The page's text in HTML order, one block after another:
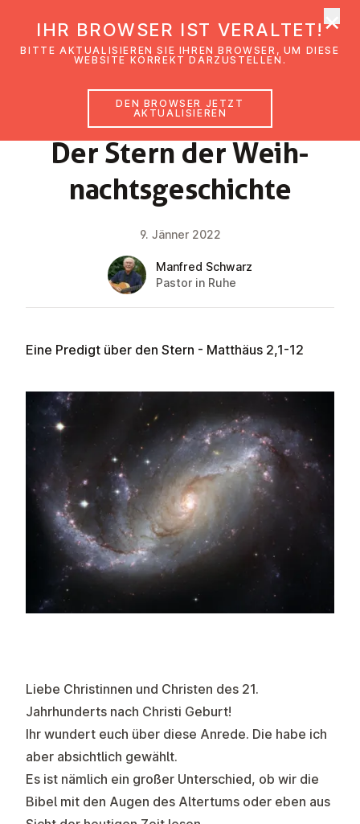
Der Stern der Weih­
nachts­ge­schich­te
GLAUBENSIMPULS
9. Jänner 2022
Manfred Schwarz
Pastor in Ruhe
Eine Predigt über den Stern - Matthäus 2,1-12
Liebe Christinnen und Christen des 21.
Jahrhunderts nach Christi Geburt!
Ihr wundert euch über diese Anrede. Die habe ich
aber absichtlich gewählt.
Es ist nämlich ein großer Unterschied, ob wir die
Bibel mit den Augen des Altertums oder eben aus
IHR BROWSER IST VERALTET!
BITTE AKTUALISIEREN SIE IHREN BROWSER, UM DIESE
WEBSITE KORREKT DARZUSTELLEN.
DEN BROWSER JETZT
AKTUALISIEREN
×